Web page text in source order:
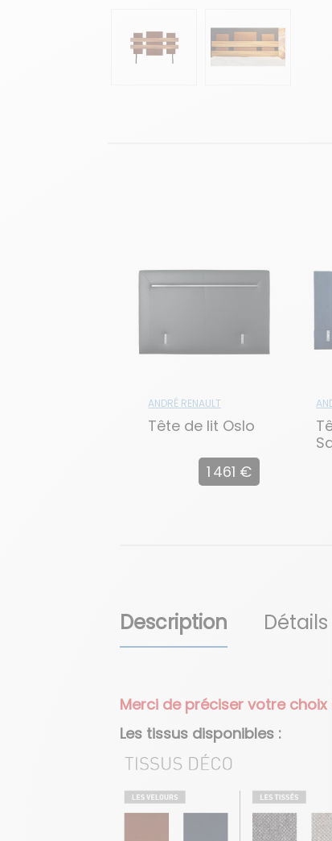
ANDRÉ RENAULT
Tête de lit Oslo
1 461 €
Description Détails
Merci de préciser votre
Les tissus disponibles :